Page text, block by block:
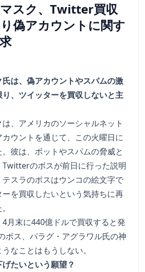
スク、Twitter買収
偽アカウントに関す
は、偽アカウントやスパムの激
、ツイッターを買収しないと主
、アメリカのソーシャルネット
ウントを通じて、この火曜日に
彼は、ボットやスパムの脅威と
Twitterのボスが前日に行った説明
スラのボスはウンコの絵文字で
を買収したいという気持ちに再
月末に440億ドルで買収すると発
ボス、パラグ・アグラワル氏の神
なことはもうしない。
たいという願望？